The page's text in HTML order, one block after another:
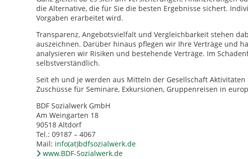
die Alternative, die für Sie die besten Ergebnisse sichert.
Vorgaben erarbeitet wird.
Transparenz, Angebotsvielfalt und Vergleichbarkeit stehen
auszeichnen. Darüber hinaus pflegen wir Ihre Verträge und
analysieren wir Risiken und bestehende Verträge. Im
selbstverständlich.
Seit eh und je werden aus Mitteln der Gesellschaft
Zuschüsse für Seminare, Exkursionen, Gruppenreisen in
BDF Sozialwerk GmbH
Am Weingarten 18
90518 Altdorf
Tel.: 09187 – 4067
Mail: info(at)bdfsozialwerk.de
www.BDF-Sozialwerk.de